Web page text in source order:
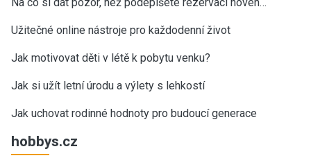
Užitečné online nástroje pro každodenní život
Jak motivovat děti v létě k pobytu venku?
Jak si užít letní úrodu a výlety s lehkostí
Jak uchovat rodinné hodnoty pro budoucí generace
hobbys.cz